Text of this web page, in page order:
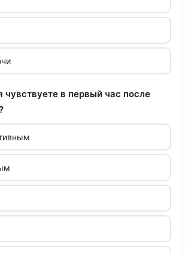
чувствуете в первый час после